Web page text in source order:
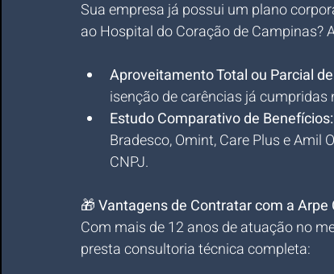
Sua empresa já possui um plano
ao Hospital do Coração de Campinas?
Aproveitamento Total ou Parcial
isenção de carências já cumpridas
Estudo Comparativo de Benefícios:
Bradesco, Omint, Care Plus e
CNPJ.
🎁 Vantagens de Contratar com a
Com mais de 12 anos de atuação no
presta consultoria técnica completa: